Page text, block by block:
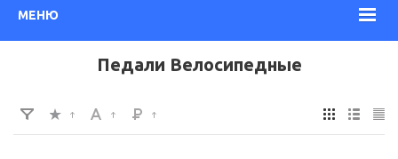
МЕНЮ
Педали Велосипедные